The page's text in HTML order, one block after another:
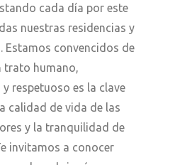
cada día por este
nuestras residencias y
Estamos convencidos de
trato humano,
respetuoso es la clave
calidad de vida de las
y la tranquilidad de
invitamos a conocer